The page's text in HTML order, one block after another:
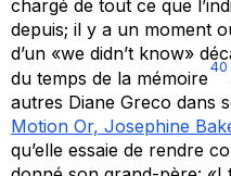
chargé de tout ce que
depuis; il y a un moment
d’un «we didn’t know»
du temps de la mémoire
40
autres Diane Greco dans
Motion Or, Josephine
qu’elle essaie de rendre